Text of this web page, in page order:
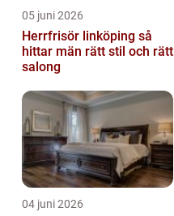
05 juni 2026
Herrfrisör linköping så
hittar män rätt stil och rätt
salong
04 juni 2026